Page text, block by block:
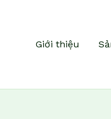
Giới thiệu